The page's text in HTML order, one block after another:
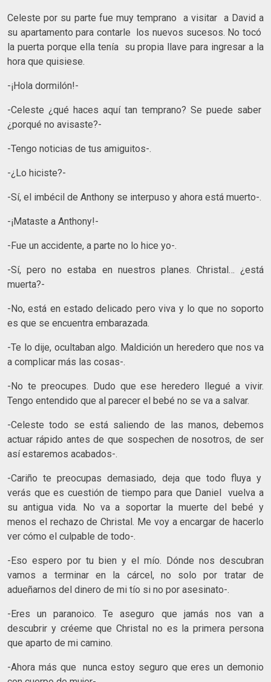
Celeste por su parte fue muy temprano a visitar a David a
su apartamento para contarle los nuevos sucesos. No tocó
la puerta porque ella tenía su propia llave para ingresar a la
hora que quisiese.
-¡Hola dormilón!-
-Celeste ¿qué haces aquí tan temprano? Se puede saber
¿porqué no avisaste?-
-Tengo noticias de tus amiguitos-.
-¿Lo hiciste?-
-Sí, el imbécil de Anthony se interpuso y ahora está muerto-.
-¡Mataste a Anthony!-
-Fue un accidente, a parte no lo hice yo-.
-Sí, pero no estaba en nuestros planes. Christal… ¿está
muerta?-
-No, está en estado delicado pero viva y lo que no soporto
es que se encuentra embarazada.
-Te lo dije, ocultaban algo. Maldición un heredero que nos va
a complicar más las cosas-.
-No te preocupes. Dudo que ese heredero llegué a vivir.
Tengo entendido que al parecer el bebé no se va a salvar.
-Celeste todo se está saliendo de las manos, debemos
actuar rápido antes de que sospechen de nosotros, de ser
así estaremos acabados-.
-Cariño te preocupas demasiado, deja que todo fluya y
verás que es cuestión de tiempo para que Daniel vuelva a
su antigua vida. No va a soportar la muerte del bebé y
menos el rechazo de Christal. Me voy a encargar de hacerlo
ver cómo el culpable de todo-.
-Eso espero por tu bien y el mío. Dónde nos descubran
vamos a terminar en la cárcel, no solo por tratar de
adueñarnos del dinero de mi tío si no por asesinato-.
-Eres un paranoico. Te aseguro que jamás nos van a
descubrir y créeme que Christal no es la primera persona
que aparto de mi camino.
-Ahora más que nunca estoy seguro que eres un demonio